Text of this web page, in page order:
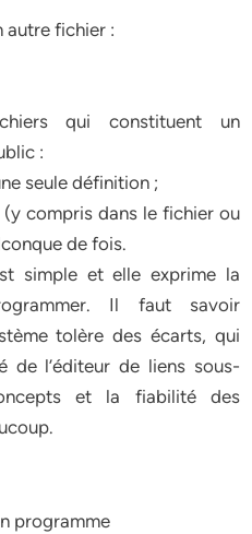
autre fichier :
qui constituent un
:
seule définition ;
compris dans le fichier ou
de fois.
simple et elle exprime la
Il faut savoir
tolère des écarts, qui
de l’éditeur de liens sous-
et la fiabilité des
programme